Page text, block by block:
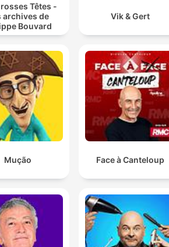
Têtes -
archives de
Bouvard
Vik & Gert
Mução Face à Canteloup